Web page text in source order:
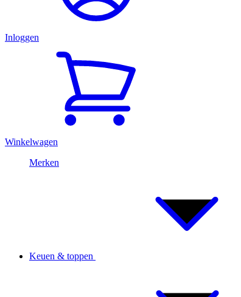
Inloggen
Winkelwagen
Merken
Keuen & toppen